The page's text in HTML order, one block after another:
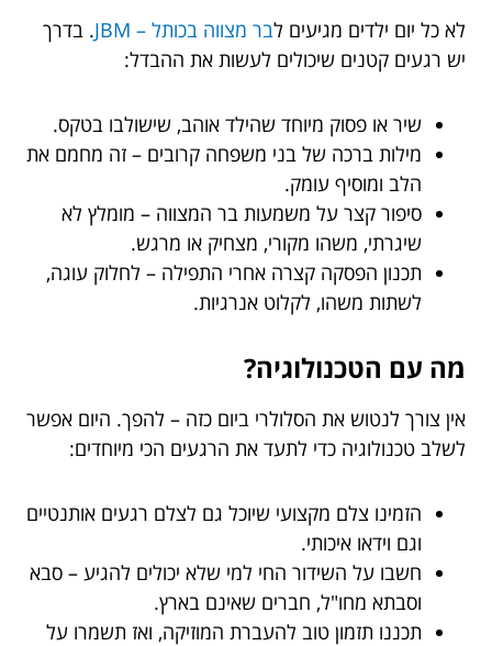
לא כל יום ילדים מגיעים לבר מצווה בכותל – JBM
. בדרך
יש רגעים קטנים שיכולים לעשות את ההבדל:
שיר או פסוק מיוחד שהילד אוהב, שישולבו בטקס.
מילות ברכה של בני משפחה קרובים – זה מחמם את
הלב ומוסיף עומק.
סיפור קצר על משמעות בר המצווה – מומלץ לא
שיגרתי, משהו מקורי, מצחיק או מרגש.
תכנון הפסקה קצרה אחרי התפילה – לחלוק עוגה,
לשתות משהו, לקלוט אנרגיות.
מה עם הטכנולוגיה?
אין צורך לנטוש את הסלולרי ביום כזה – להפך. היום אפשר
לשלב טכנולוגיה כדי לתעד את הרגעים הכי מיוחדים:
הזמינו צלם מקצועי שיוכל גם לצלם רגעים אותנטיים
וגם וידאו איכותי.
חשבו על השידור החי למי שלא יכולים להגיע – סבא
וסבתא מחו"ל, חברים שאינם בארץ.
תכננו תזמון טוב להעברת המוזיקה, ואז תשמרו על